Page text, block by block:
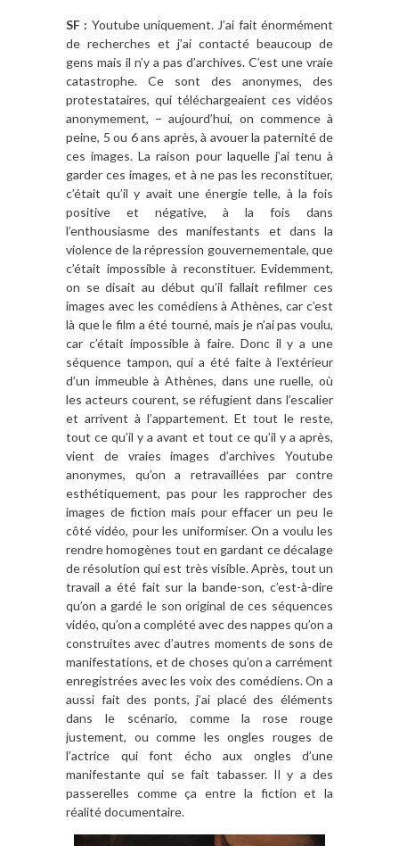
SF : Youtube uniquement. J’ai fait énormément
de recherches et j’ai contacté beaucoup de
gens mais il n’y a pas d’archives. C’est une vraie
catastrophe. Ce sont des anonymes, des
protestataires, qui téléchargeaient ces vidéos
anonymement, – aujourd’hui, on commence à
peine, 5 ou 6 ans après, à avouer la paternité de
ces images. La raison pour laquelle j’ai tenu à
garder ces images, et à ne pas les reconstituer,
c’était qu’il y avait une énergie telle, à la fois
positive et négative, à la fois dans
l’enthousiasme des manifestants et dans la
violence de la répression gouvernementale, que
c’était impossible à reconstituer. Evidemment,
on se disait au début qu’il fallait refilmer ces
images avec les comédiens à Athènes, car c’est
là que le film a été tourné, mais je n’ai pas voulu,
car c’était impossible à faire. Donc il y a une
séquence tampon, qui a été faite à l’extérieur
d’un immeuble à Athènes, dans une ruelle, où
les acteurs courent, se réfugient dans l’escalier
et arrivent à l’appartement. Et tout le reste,
tout ce qu’il y a avant et tout ce qu’il y a après,
vient de vraies images d’archives Youtube
anonymes, qu’on a retravaillées par contre
esthétiquement, pas pour les rapprocher des
images de fiction mais pour effacer un peu le
côté vidéo, pour les uniformiser. On a voulu les
rendre homogènes tout en gardant ce décalage
de résolution qui est très visible. Après, tout un
travail a été fait sur la bande-son, c’est-à-dire
qu’on a gardé le son original de ces séquences
vidéo, qu’on a complété avec des nappes qu’on a
construites avec d’autres moments de sons de
manifestations, et de choses qu’on a carrément
enregistrées avec les voix des comédiens. On a
aussi fait des ponts, j’ai placé des éléments
dans le scénario, comme la rose rouge
justement, ou comme les ongles rouges de
l’actrice qui font écho aux ongles d’une
manifestante qui se fait tabasser. Il y a des
passerelles comme ça entre la fiction et la
réalité documentaire.